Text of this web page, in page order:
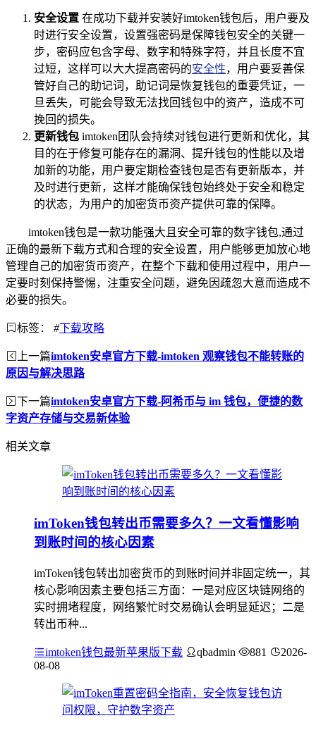
安全设置 在成功下载并安装好imtoken钱包后，用户要及
时进行安全设置，设置强密码是保障钱包安全的关键一
步，密码应包含字母、数字和特殊字符，并且长度不宜
过短，这样可以大大提高密码的安全性，用户要妥善保
管好自己的助记词，助记词是恢复钱包的重要凭证，一
旦丢失，可能会导致无法找回钱包中的资产，造成不可
挽回的损失。
更新钱包 imtoken团队会持续对钱包进行更新和优化，其
目的在于修复可能存在的漏洞、提升钱包的性能以及增
加新的功能，用户要定期检查钱包是否有更新版本，并
及时进行更新，这样才能确保钱包始终处于安全和稳定
的状态，为用户的加密货币资产提供可靠的保障。
imtoken钱包是一款功能强大且安全可靠的数字钱包,通过
正确的最新下载方式和合理的安全设置，用户能够更加放心地
管理自己的加密货币资产，在整个下载和使用过程中，用户一
定要时刻保持警惕，注重安全问题，避免因疏忽大意而造成不
必要的损失。
标签： #下载攻略
上一篇imtoken安卓官方下载-imtoken 观察钱包不能转账的
原因与解决思路
下一篇imtoken安卓官方下载-阿希币与 im 钱包，便捷的数
字资产存储与交易新体验
相关文章
imToken钱包转出币需要多久？一文看懂影响
到账时间的核心因素
imToken钱包转出加密货币的到账时间并非固定统一，其
核心影响因素主要包括三方面：一是对应区块链网络的
实时拥堵程度，网络繁忙时交易确认会明显延迟；二是
转出币种...
imtoken钱包最新苹果版下载 qbadmin 881
2026-
08-08